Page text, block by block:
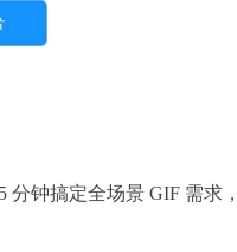
钟搞定全场景 GIF 需求